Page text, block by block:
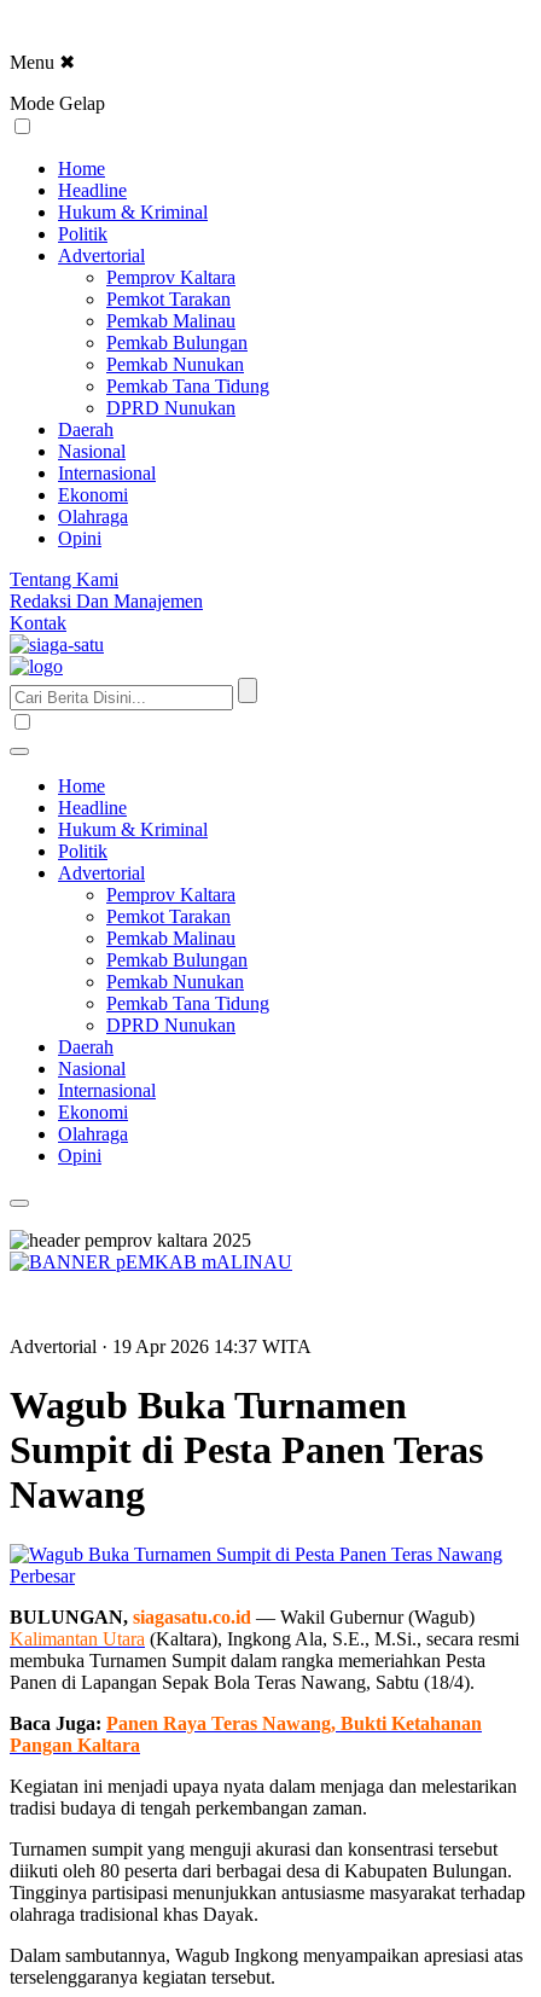
Menu ✖
Mode Gelap
Home
Headline
Hukum & Kriminal
Politik
Advertorial
Pemprov Kaltara
Pemkot Tarakan
Pemkab Malinau
Pemkab Bulungan
Pemkab Nunukan
Pemkab Tana Tidung
DPRD Nunukan
Daerah
Nasional
Internasional
Ekonomi
Olahraga
Opini
Tentang Kami
Redaksi Dan Manajemen
Kontak
Home
Headline
Hukum & Kriminal
Politik
Advertorial
Pemprov Kaltara
Pemkot Tarakan
Pemkab Malinau
Pemkab Bulungan
Pemkab Nunukan
Pemkab Tana Tidung
DPRD Nunukan
Daerah
Nasional
Internasional
Ekonomi
Olahraga
Opini
Advertorial · 19 Apr 2026 14:37 WITA
Wagub Buka Turnamen
Sumpit di Pesta Panen Teras
Nawang
Perbesar
BULUNGAN, siagasatu.co.id — Wakil Gubernur (Wagub)
Kalimantan Utara (Kaltara), Ingkong Ala, S.E., M.Si., secara resmi
membuka Turnamen Sumpit dalam rangka memeriahkan Pesta
Panen di Lapangan Sepak Bola Teras Nawang, Sabtu (18/4).
Baca Juga: Panen Raya Teras Nawang, Bukti Ketahanan
Pangan Kaltara
Kegiatan ini menjadi upaya nyata dalam menjaga dan melestarikan
tradisi budaya di tengah perkembangan zaman.
Turnamen sumpit yang menguji akurasi dan konsentrasi tersebut
diikuti oleh 80 peserta dari berbagai desa di Kabupaten Bulungan.
Tingginya partisipasi menunjukkan antusiasme masyarakat terhadap
olahraga tradisional khas Dayak.
Dalam sambutannya, Wagub Ingkong menyampaikan apresiasi atas
terselenggaranya kegiatan tersebut.